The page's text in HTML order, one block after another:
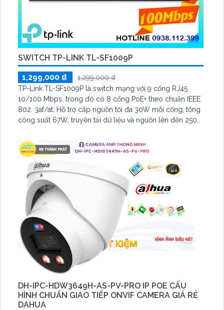
SWITCH TP-LINK TL-SF1009P
1,299,000 ₫
1,299,000 ₫
TP-Link TL-SF1009P là switch mạng với 9 cổng RJ45
10/100 Mbps, trong đó có 8 cổng PoE+ theo chuẩn IEEE
802. 3af/at. Hỗ trợ cấp nguồn tối đa 30W mỗi cổng, tổng
công suất 67W, truyền tải dữ liệu và nguồn lên đến 250m
đảm bảo hiệu suất cao, bảo mật ổn định
DH-IPC-HDW3649H-AS-PV-PRO IP POE CẤU
HÌNH CHUẨN GIAO TIẾP ONVIF CAMERA GIÁ RẺ
DAHUA